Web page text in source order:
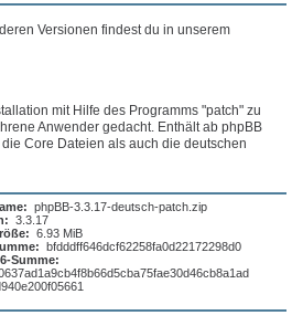
Versionen findest du in unserem
mit Hilfe des Programms "patch" zu
Anwender gedacht. Enthält ab phpBB
Core Dateien als auch die deutschen
phpBB-3.3.17-deutsch-patch.zip
3.3.17
6.93 MiB
bfdddff646dcf62258fa0d22172298d0
Summe: